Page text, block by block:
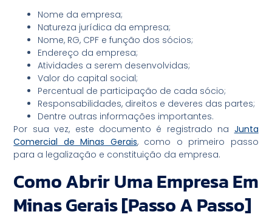
Nome da empresa;
Natureza jurídica da empresa;
Nome, RG, CPF e função dos sócios;
Endereço da empresa;
Atividades a serem desenvolvidas;
Valor do capital social;
Percentual de participação de cada sócio;
Responsabilidades, direitos e deveres das partes;
Dentre outras informações importantes.
Por sua vez, este documento é registrado na Junta
Comercial de Minas Gerais, como o primeiro passo
para a legalização e constituição da empresa.
Como Abrir Uma Empresa Em
Minas Gerais [Passo A Passo]